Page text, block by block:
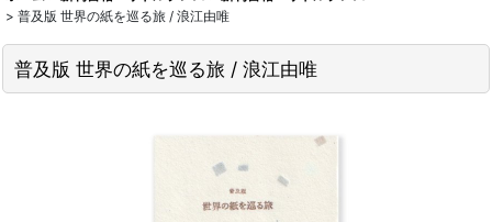
> 普及版 世界の紙を巡る旅 / 浪江由唯
普及版 世界の紙を巡る旅 / 浪江由唯